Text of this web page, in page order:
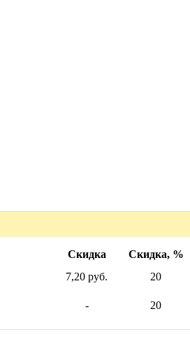
Скидка Скидка, %
7,20 руб. 20
- 20